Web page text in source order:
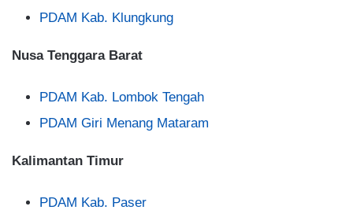
PDAM Kab. Klungkung
Nusa Tenggara Barat
PDAM Kab. Lombok Tengah
PDAM Giri Menang Mataram
Kalimantan Timur
PDAM Kab. Paser